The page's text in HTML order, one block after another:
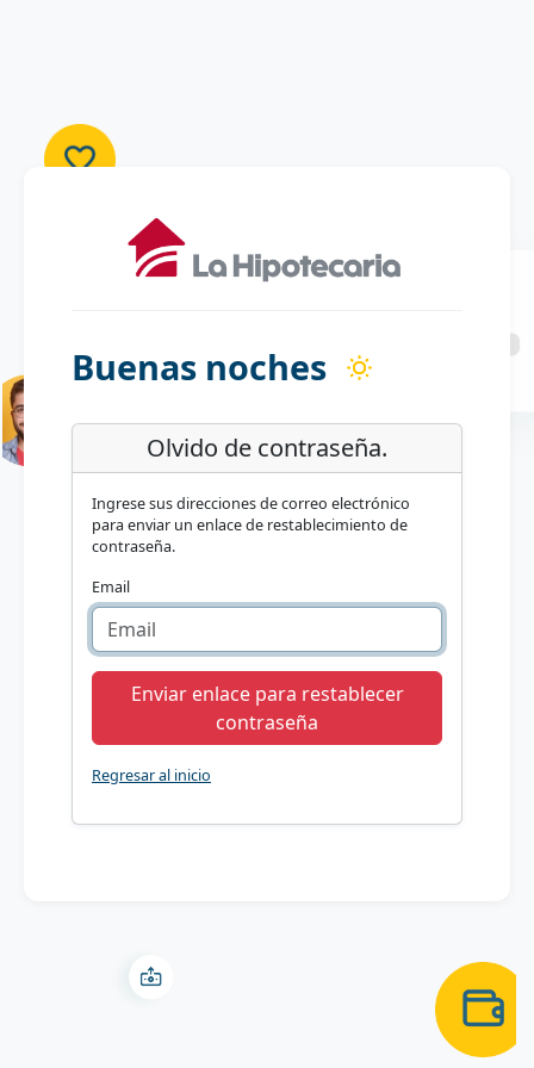
Buenas noches
Olvido de contraseña.
Ingrese sus direcciones de correo electrónico
para enviar un enlace de restablecimiento de
contraseña.
Email
Enviar enlace para restablecer
contraseña
Regresar al inicio